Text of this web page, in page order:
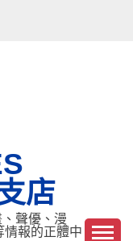
店
聲優、漫
報的正體中